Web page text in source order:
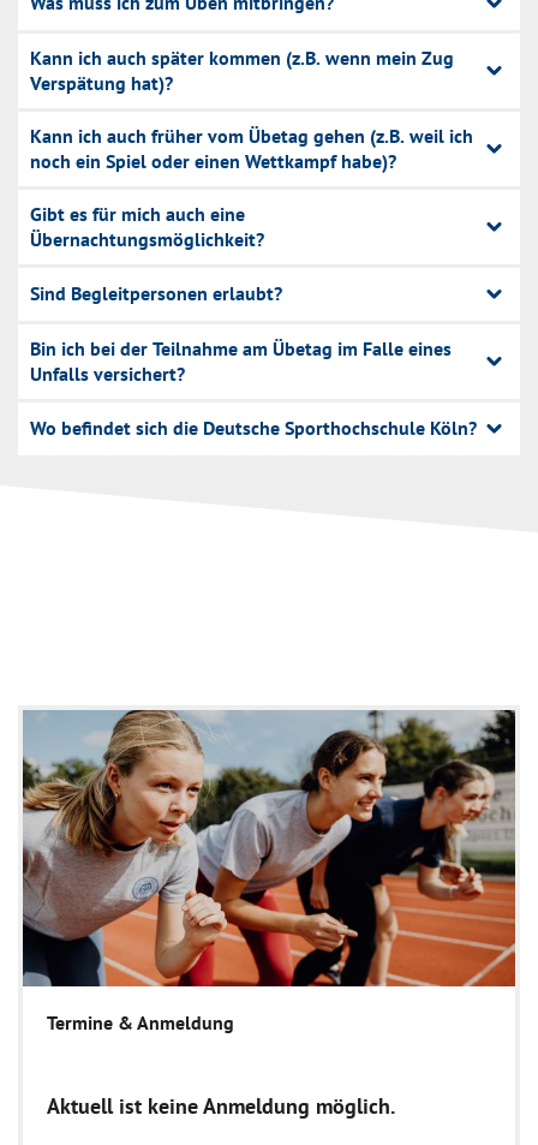
Kann ich auch später kommen (z.B. wenn mein Zug
Verspätung hat)?
Kann ich auch früher vom Übetag gehen (z.B. weil ich
noch ein Spiel oder einen Wettkampf habe)?
Gibt es für mich auch eine
Übernachtungsmöglichkeit?
Sind Begleitpersonen erlaubt?
Bin ich bei der Teilnahme am Übetag im Falle eines
Unfalls versichert?
Wo befindet sich die Deutsche Sporthochschule Köln?
Termine & Anmeldung
Aktuell ist keine Anmeldung möglich.